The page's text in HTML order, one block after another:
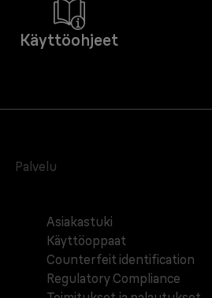
Käyttöohjeet
Palvelu
Asiakastuki
Käyttöoppaat
Counterfeit identification
Regulatory Compliance